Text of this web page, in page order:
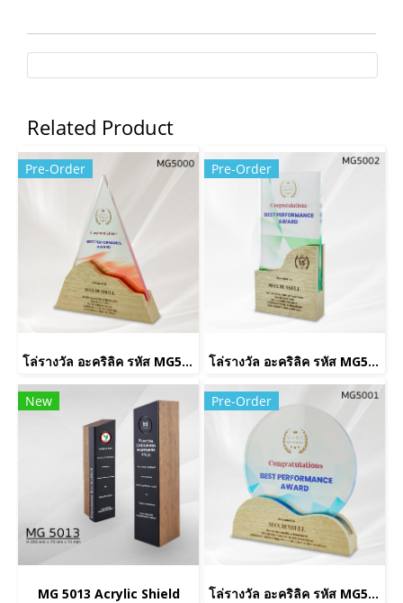
Related Product
Pre-Order
โล่รางวัล อะคริลิค รหัส MG5000
Pre-Order
โล่รางวัล อะคริลิค รหัส MG5002
New
MG 5013 Acrylic Shield
Pre-Order
โล่รางวัล อะคริลิค รหัส MG5001